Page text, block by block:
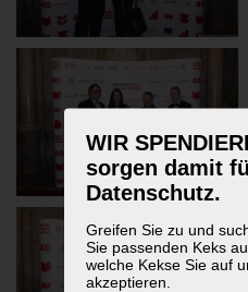
WIR
sorgen damit
Datenschutz.
Greifen Sie zu und
Sie passenden Keks
welche Kekse Sie auf
akzeptieren.